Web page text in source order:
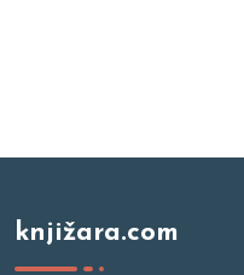
knjižara.com